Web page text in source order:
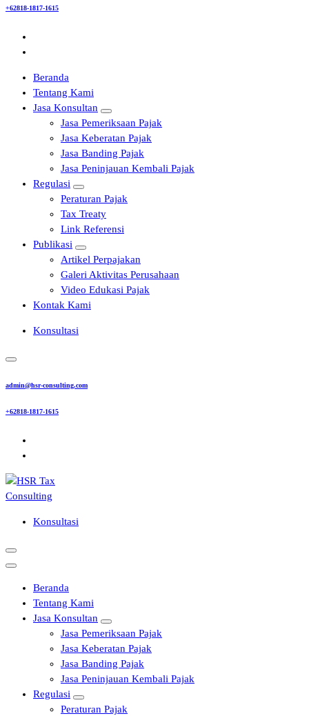
+62818-1817-1615
Beranda
Tentang Kami
Jasa Konsultan
Jasa Pemeriksaan Pajak
Jasa Keberatan Pajak
Jasa Banding Pajak
Jasa Peninjauan Kembali Pajak
Regulasi
Peraturan Pajak
Tax Treaty
Link Referensi
Publikasi
Artikel Perpajakan
Galeri Aktivitas Perusahaan
Video Edukasi Pajak
Kontak Kami
Konsultasi
admin@hsr-consulting.com
+62818-1817-1615
Konsultasi
Beranda
Tentang Kami
Jasa Konsultan
Jasa Pemeriksaan Pajak
Jasa Keberatan Pajak
Jasa Banding Pajak
Jasa Peninjauan Kembali Pajak
Regulasi
Peraturan Pajak